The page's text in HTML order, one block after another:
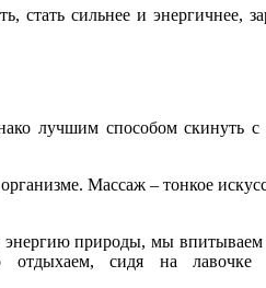
сильнее и энергичнее,
лучшим способом скинуть
Массаж – тонкое
природы, мы
сидя на